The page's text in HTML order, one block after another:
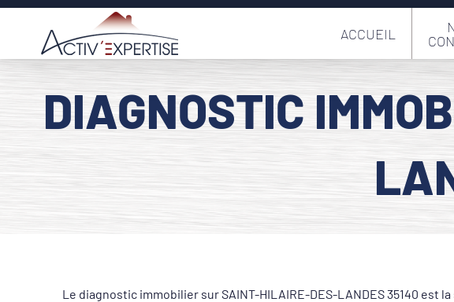
Passer
contenu
ACCUEIL
DIAGNOSTIC
Le diagnostic immobilier sur SAINT-HILAIRE-DES-LANDES 35140